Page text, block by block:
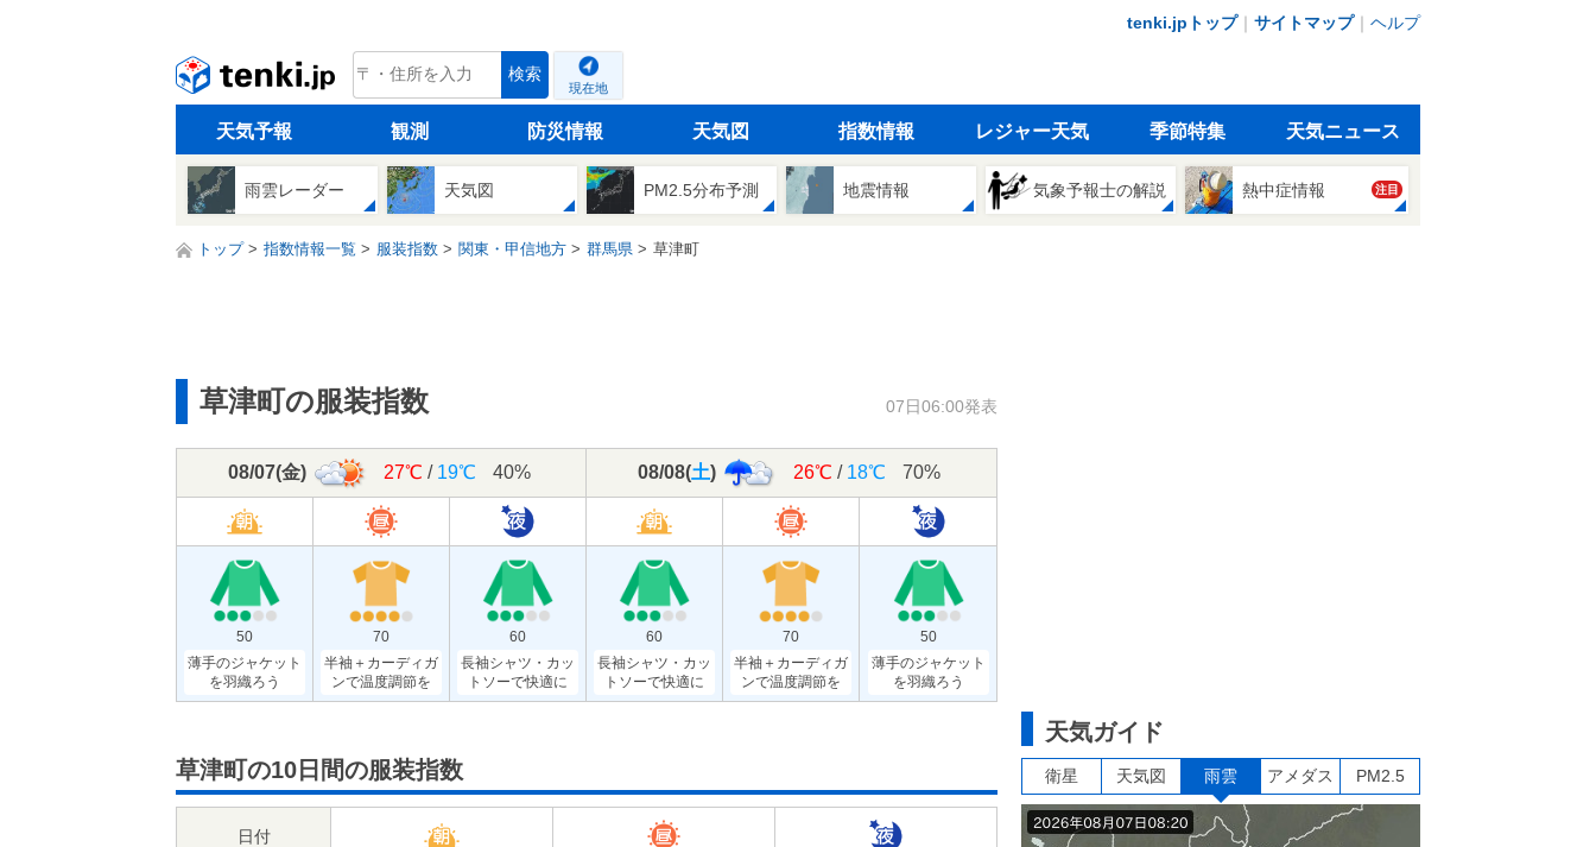
tenki.jpトップ｜ サイトマップ｜ ヘルプ
tenki.jp 検索
現在地
天気予報 観測 防災情報 天気図 指数情報 レジャー天気 季節特集 天気ニュース
雨雲レーダー 天気図 PM2.5分布予測 地震情報 気象予報士の解説 熱中症情報 注目
トップ 指数情報一覧 服装指数 関東・甲信地方 群馬県 草津町
草津町の服装指数 07日06:00発表
08/07(金) 27℃ / 19℃ 40%
50
薄手のジャケット
を羽織ろう
70
半袖＋カーディガ
ンで温度調節を
60
長袖シャツ・カッ
トソーで快適に
08/08(土) 26℃ / 18℃ 70%
60
長袖シャツ・カッ
トソーで快適に
70
半袖＋カーディガ
ンで温度調節を
50
薄手のジャケット
を羽織ろう
草津町の10日間の服装指数
日付
天気ガイド
衛星 天気図 雨雲 アメダス PM2.5